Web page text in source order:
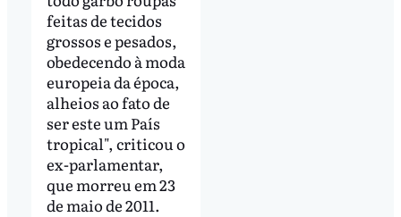
feitas de tecidos
grossos e pesados,
obedecendo à moda
europeia da época,
alheios ao fato de
ser este um País
tropical", criticou o
ex-parlamentar,
que morreu em 23
de maio de 2011.